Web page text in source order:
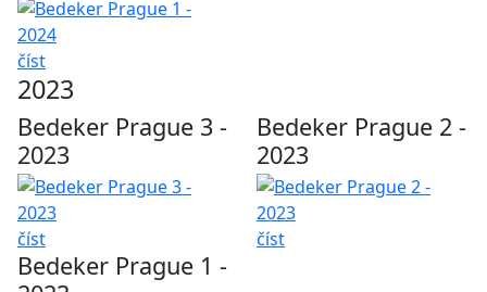
číst
2023
Bedeker Prague 3 -
2023
číst
Bedeker Prague 2 -
2023
číst
Bedeker Prague 1 -